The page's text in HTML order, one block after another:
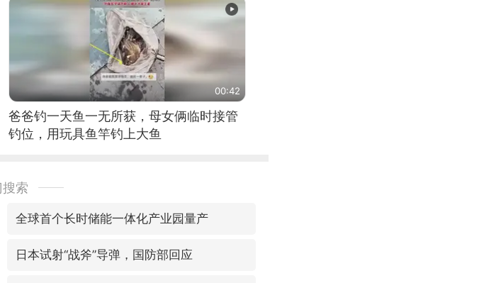
00:42
爸爸钓一天鱼一无所获，母女俩临时接管
钓位，用玩具鱼竿钓上大鱼
索
全球首个长时储能一体化产业园量产
日本试射“战斧”导弹，国防部回应